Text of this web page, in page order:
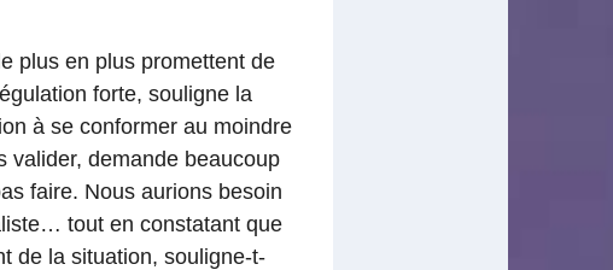
plus en plus promettent de
forte, souligne la
à se conformer au moindre
valider, demande beaucoup
faire. Nous aurions besoin
tout en constatant que
de la situation, souligne-t-